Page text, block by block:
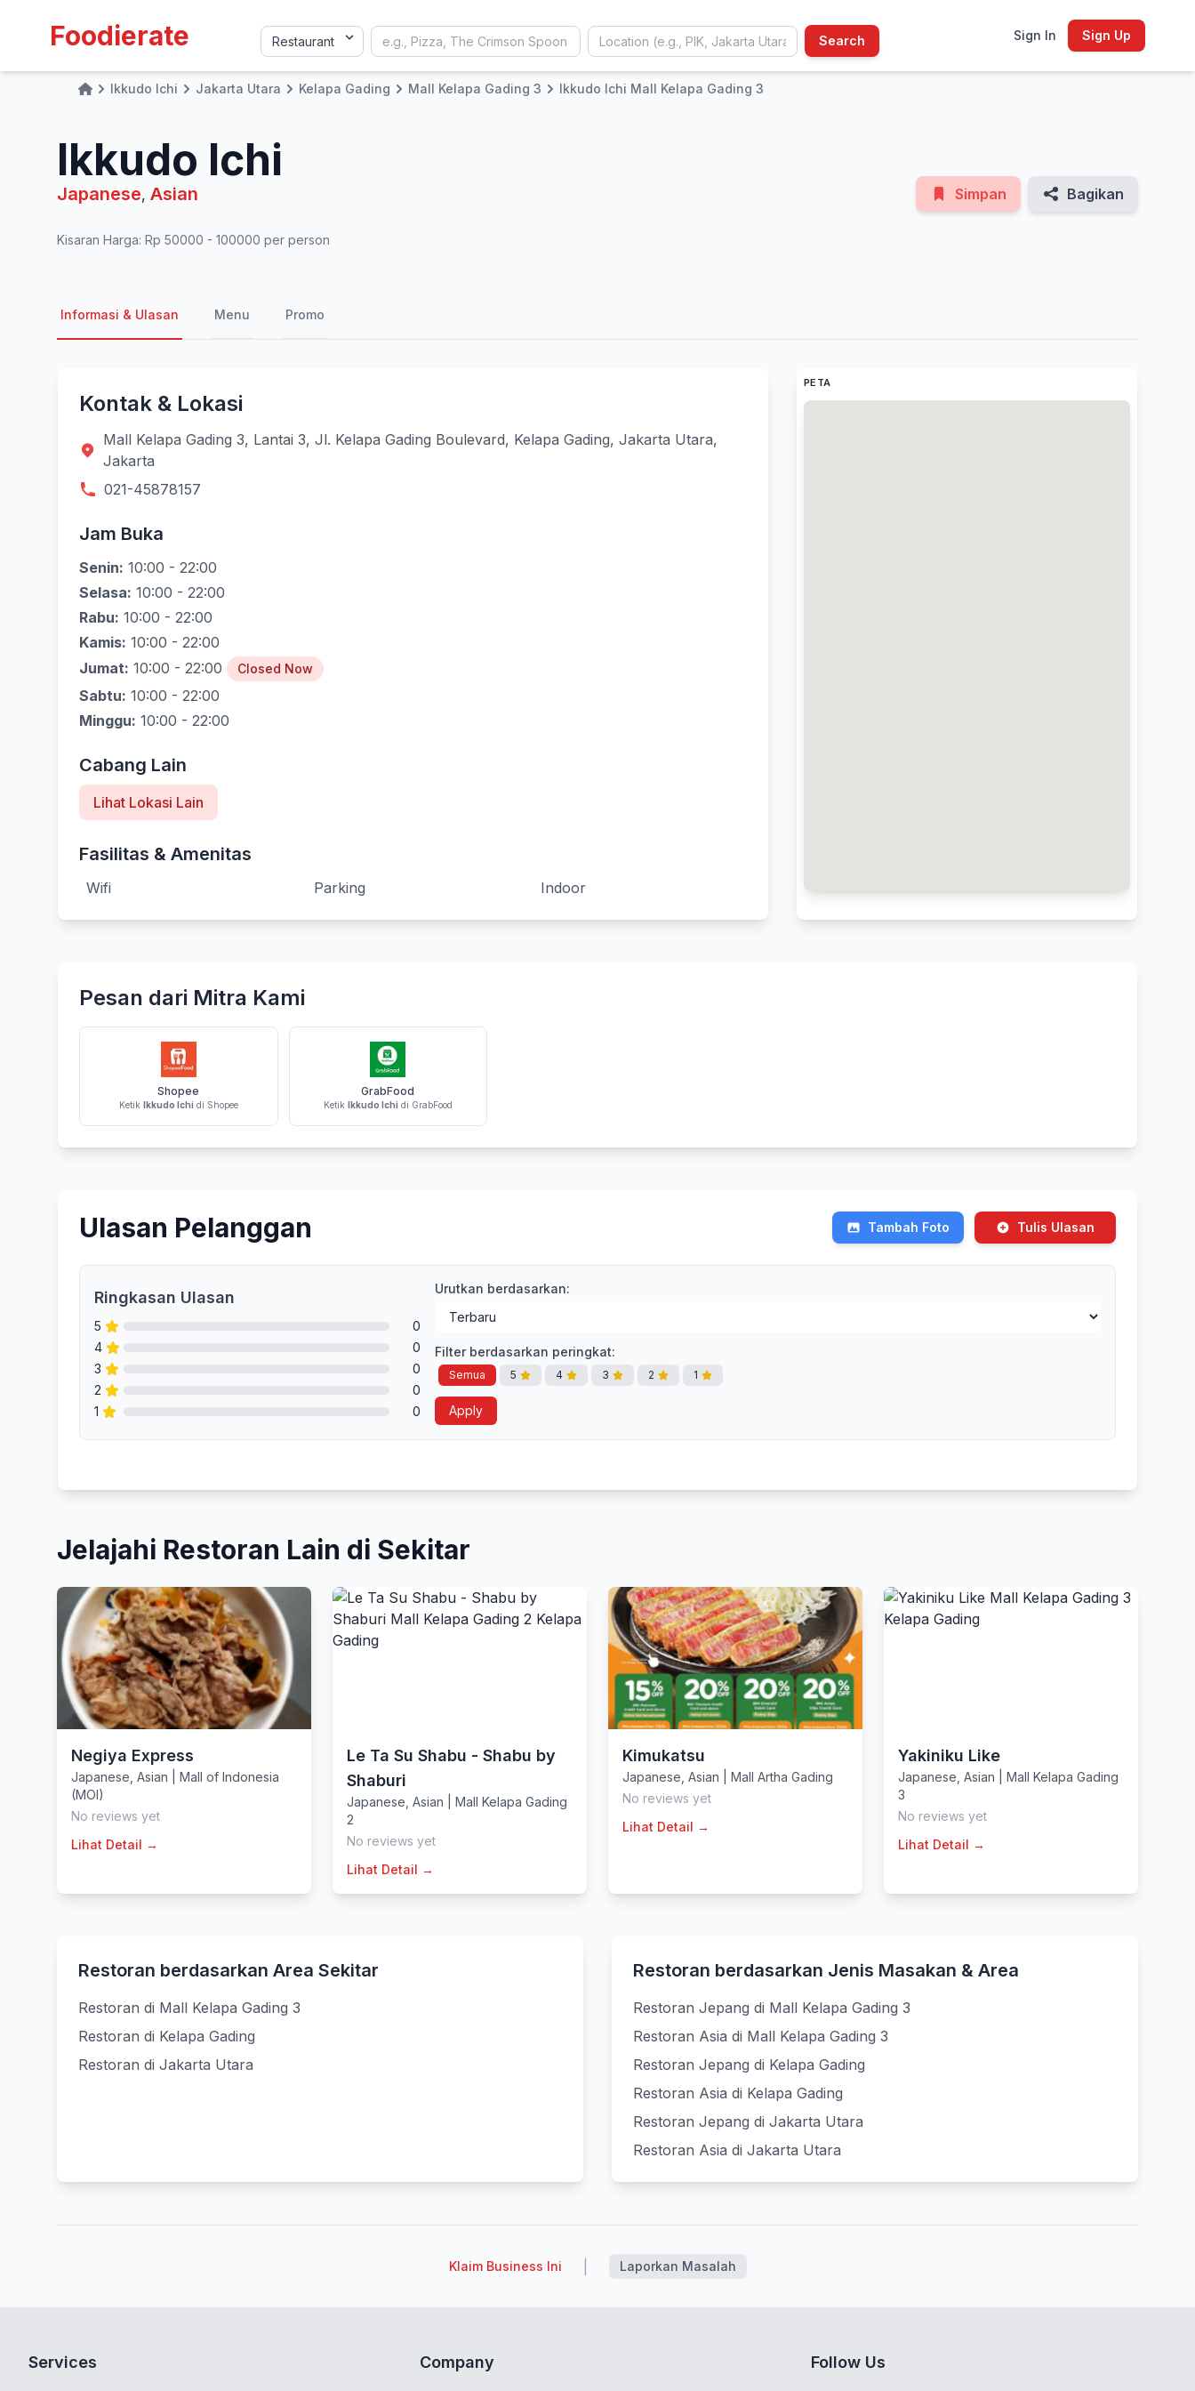
Foodierate Search Sign In Sign Up
HomeIkkudo Ichi Jakarta Utara Kelapa Gading Mall Kelapa Gading 3 Ikkudo Ichi Mall Kelapa Gading 3
Ikkudo Ichi
Japanese, Asian
Kisaran Harga: Rp 50000 - 100000 per person
Simpan Bagikan
Informasi & Ulasan Menu Promo
Kontak & Lokasi
Mall Kelapa Gading 3, Lantai 3, Jl. Kelapa Gading Boulevard, Kelapa Gading, Jakarta Utara,
Jakarta
021-45878157
Jam Buka
Senin: 10:00 - 22:00
Selasa: 10:00 - 22:00
Rabu: 10:00 - 22:00
Kamis: 10:00 - 22:00
Jumat: 10:00 - 22:00 Closed Now
Sabtu: 10:00 - 22:00
Minggu: 10:00 - 22:00
Cabang Lain
Lihat Lokasi Lain
Fasilitas & Amenitas
Wifi Parking Indoor
PETA
Pesan dari Mitra Kami
Shopee
Ketik Ikkudo Ichi di Shopee
GrabFood
Ketik Ikkudo Ichi di GrabFood
Ulasan Pelanggan Tambah Foto Tulis Ulasan
Ringkasan Ulasan
5
0
4
0
3
0
2
0
1
0
Urutkan berdasarkan:
Filter berdasarkan peringkat:
Semua 5 4 3 2 1
Apply
Jelajahi Restoran Lain di Sekitar
Negiya Express
Japanese Asian
Mall of Indonesia
(MOI)
No reviews yet
Lihat Detail →
Le Ta Su Shabu - Shabu by
Shaburi
Japanese Asian
Mall Kelapa Gading
2
No reviews yet
Lihat Detail →
Kimukatsu
Japanese Asian
Mall Artha Gading
No reviews yet
Lihat Detail →
Yakiniku Like
Japanese Asian
Mall Kelapa Gading
3
No reviews yet
Lihat Detail →
Restoran berdasarkan Area Sekitar
Restoran di Mall Kelapa Gading 3
Restoran di Kelapa Gading
Restoran di Jakarta Utara
Restoran berdasarkan Jenis Masakan & Area
Restoran Jepang di Mall Kelapa Gading 3
Restoran Asia di Mall Kelapa Gading 3
Restoran Jepang di Kelapa Gading
Restoran Asia di Kelapa Gading
Restoran Jepang di Jakarta Utara
Restoran Asia di Jakarta Utara
Klaim Business Ini Laporkan Masalah
Services Company Follow Us